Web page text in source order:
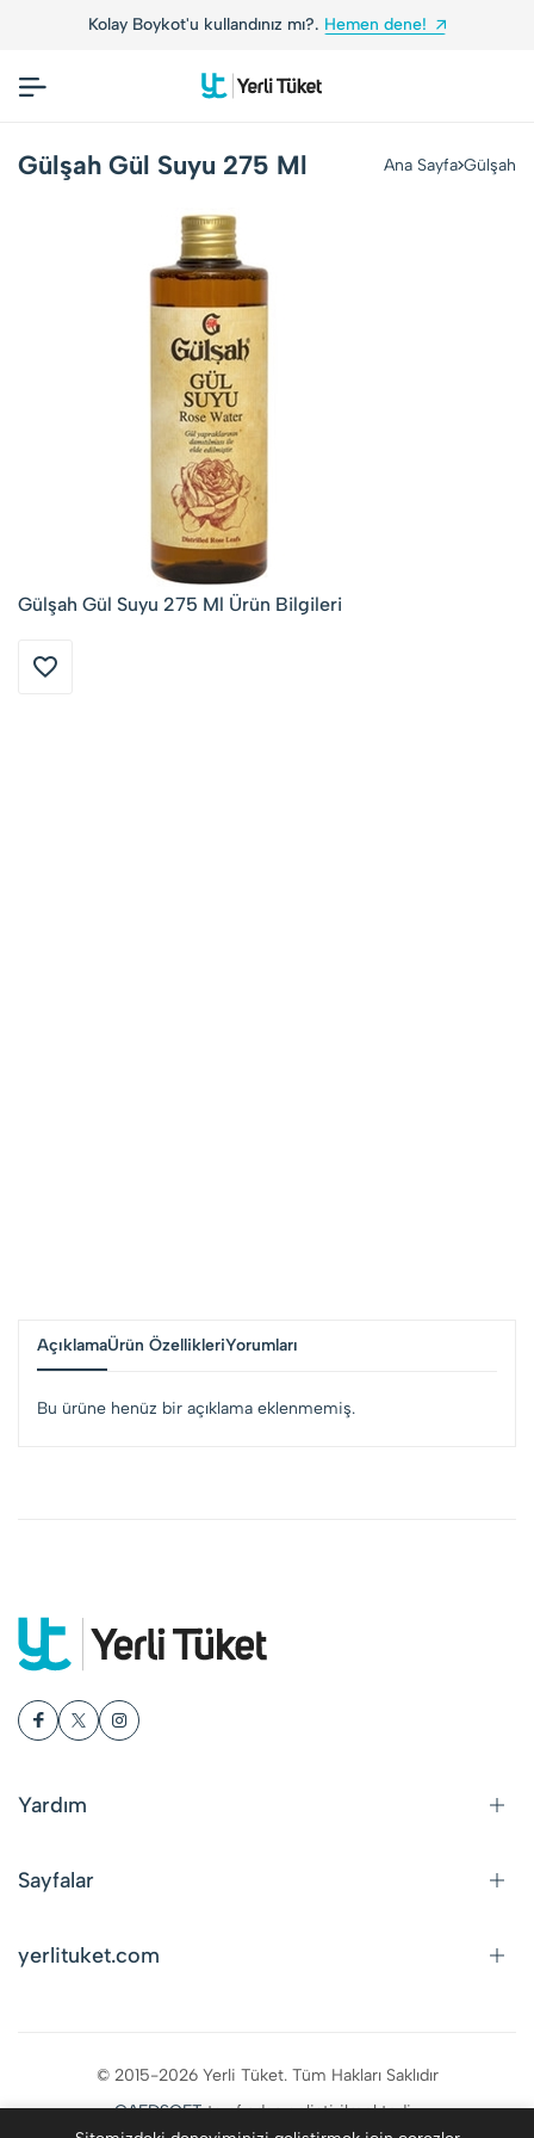
Kolay Boykot'u kullandınız mı?. Hemen dene!
Gülşah Gül Suyu 275 Ml Ana Sayfa Gülşah
Gülşah Gül Suyu 275 Ml Ürün Bilgileri
AçıklamaÜrün ÖzellikleriYorumları
Bu ürüne henüz bir açıklama eklenmemiş.
Yardım
Sayfalar
yerlituket.com
© 2015-2026 Yerli Tüket. Tüm Hakları Saklıdır
CAFDSOFTtarafından geliştirilmektedir.